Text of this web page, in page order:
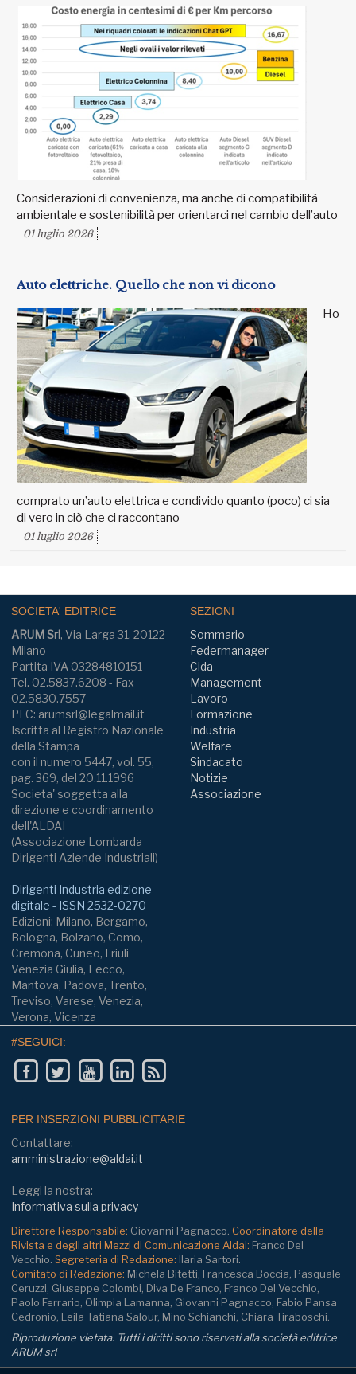
Considerazioni di convenienza, ma anche di compatibilità
ambientale e sostenibilità per orientarci nel cambio dell’auto
01 luglio 2026
Auto elettriche. Quello che non vi dicono
Ho
comprato un’auto elettrica e condivido quanto (poco) ci sia
di vero in ciò che ci raccontano
01 luglio 2026
SOCIETA' EDITRICE
ARUM Srl, Via Larga 31, 20122
Milano
Partita IVA 03284810151
Tel. 02.5837.6208 - Fax
02.5830.7557
PEC: arumsrl@legalmail.it
Iscritta al Registro Nazionale
della Stampa
con il numero 5447, vol. 55,
pag. 369, del 20.11.1996
Societa' soggetta alla
direzione e coordinamento
dell'ALDAI
(Associazione Lombarda
Dirigenti Aziende Industriali)
Dirigenti Industria edizione
digitale - ISSN 2532-0270
Edizioni: Milano, Bergamo,
Bologna, Bolzano, Como,
Cremona, Cuneo, Friuli
Venezia Giulia, Lecco,
Mantova, Padova, Trento,
Treviso, Varese, Venezia,
Verona, Vicenza
SEZIONI
Sommario
Federmanager
Cida
Management
Lavoro
Formazione
Industria
Welfare
Sindacato
Notizie
Associazione
#SEGUICI:
PER INSERZIONI PUBBLICITARIE
Contattare:
amministrazione@aldai.it
Leggi la nostra:
Informativa sulla privacy
Direttore Responsabile: Giovanni Pagnacco. Coordinatore della
Rivista e degli altri Mezzi di Comunicazione Aldai: Franco Del
Vecchio. Segreteria di Redazione: Ilaria Sartori.
Comitato di Redazione: Michela Bitetti, Francesca Boccia, Pasquale
Ceruzzi, Giuseppe Colombi, Diva De Franco, Franco Del Vecchio,
Paolo Ferrario, Olimpia Lamanna, Giovanni Pagnacco, Fabio Pansa
Cedronio, Leila Tatiana Salour, Mino Schianchi, Chiara Tiraboschi.
Riproduzione vietata. Tutti i diritti sono riservati alla società editrice
ARUM srl